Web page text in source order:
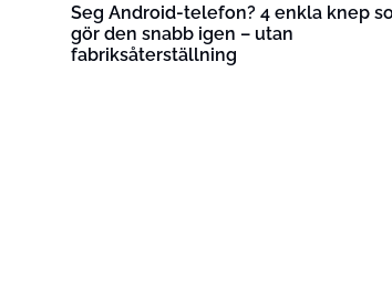
Seg Android-telefon? 4 enkla knep
gör den snabb igen – utan
fabriksåterställning